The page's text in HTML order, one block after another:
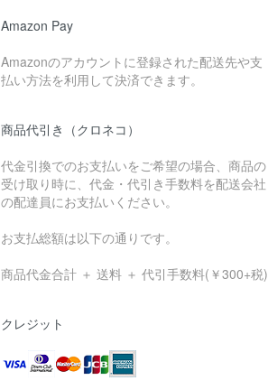
Amazon Pay
Amazonのアカウントに登録された配送先や支
払い方法を利用して決済できます。
商品代引き（クロネコ）
代金引換でのお支払いをご希望の場合、商品の
受け取り時に、代金・代引き手数料を配送会社
の配達員にお支払いください。
お支払総額は以下の通りです。
商品代金合計 ＋ 送料 ＋ 代引手数料(￥300+税)
クレジット